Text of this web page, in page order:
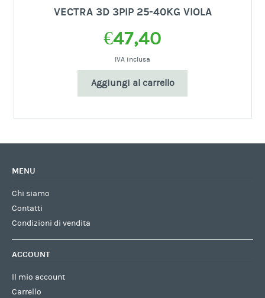
VECTRA 3D 3PIP 25-40KG VIOLA
€47,40
IVA inclusa
Aggiungi al carrello
MENU
Chi siamo
Contatti
Condizioni di vendita
ACCOUNT
Il mio account
Carrello